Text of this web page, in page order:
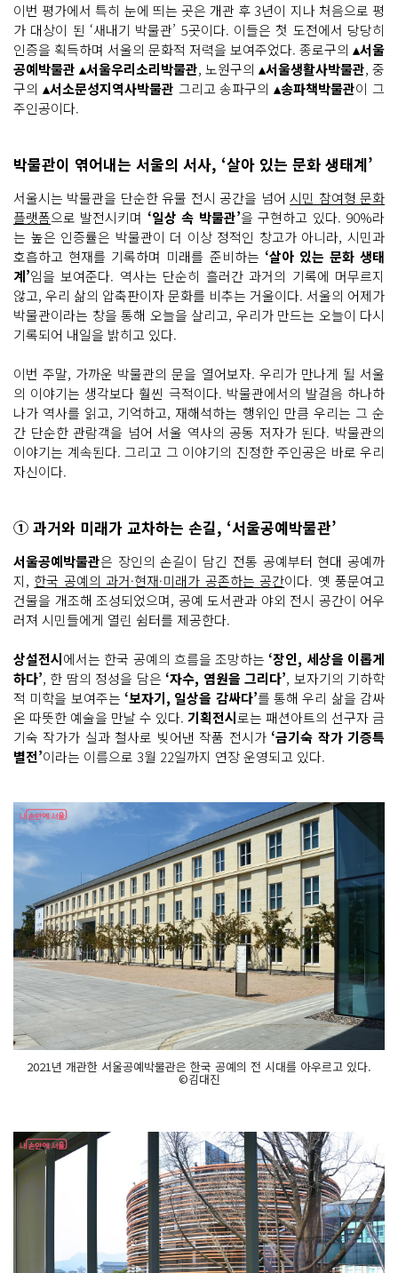
이번 평가에서 특히 눈에 띄는 곳은 개관 후 3년이 지나 처음으로 평
가 대상이 된 ‘새내기 박물관’ 5곳이다. 이들은 첫 도전에서 당당히
인증을 획득하며 서울의 문화적 저력을 보여주었다. 종로구의 ▴서울
공예박물관 ▴서울우리소리박물관, 노원구의 ▴서울생활사박물관, 중
구의 ▴서소문성지역사박물관 그리고 송파구의▴송파책박물관이 그
주인공이다.
박물관이 엮어내는 서울의 서사, ‘살아 있는 문화 생태계’
서울시는 박물관을 단순한 유물 전시 공간을 넘어시민 참여형 문화
플랫폼으로 발전시키며 ‘일상 속 박물관’을 구현하고 있다. 90%라
는 높은 인증률은 박물관이 더 이상 정적인 창고가 아니라, 시민과
호흡하고 현재를 기록하며 미래를 준비하는 ‘살아 있는 문화 생태
계’임을 보여준다. 역사는 단순히 흘러간 과거의 기록에 머무르지
않고, 우리 삶의 압축판이자 문화를 비추는 거울이다. 서울의 어제가
박물관이라는 창을 통해 오늘을 살리고, 우리가 만드는 오늘이 다시
기록되어 내일을 밝히고 있다.
이번 주말, 가까운 박물관의 문을 열어보자. 우리가 만나게 될 서울
의 이야기는 생각보다 훨씬 극적이다. 박물관에서의 발걸음 하나하
나가 역사를 읽고, 기억하고, 재해석하는 행위인 만큼 우리는 그 순
간 단순한 관람객을 넘어 서울 역사의 공동 저자가 된다. 박물관의
이야기는 계속된다. 그리고 그 이야기의 진정한 주인공은 바로 우리
자신이다.
① 과거와 미래가 교차하는 손길, ‘서울공예박물관’
서울공예박물관은 장인의 손길이 담긴 전통 공예부터 현대 공예까
지, 한국 공예의 과거·현재·미래가 공존하는 공간이다. 옛 풍문여고
건물을 개조해 조성되었으며, 공예 도서관과 야외 전시 공간이 어우
러져 시민들에게 열린 쉼터를 제공한다.
상설전시에서는 한국 공예의 흐름을 조망하는 ‘장인, 세상을 이롭게
하다’, 한 땀의 정성을 담은 ‘자수, 염원을 그리다’, 보자기의 기하학
적 미학을 보여주는 ‘보자기, 일상을 감싸다’를 통해 우리 삶을 감싸
온 따뜻한 예술을 만날 수 있다. 기획전시로는 패션아트의 선구자 금
기숙 작가가 실과 철사로 빚어낸 작품 전시가 ‘금기숙 작가 기증특
별전’이라는 이름으로 3월 22일까지 연장 운영되고 있다.
2021년 개관한 서울공예박물관은 한국 공예의 전 시대를 아우르고 있다.
©김대진